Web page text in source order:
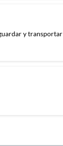
y transportar